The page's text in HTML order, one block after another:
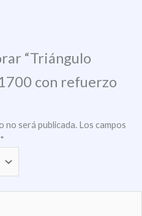
“Triángulo
con refuerzo
no será publicada. Los campos
*